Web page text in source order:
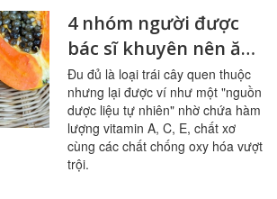
4 nhóm người được
bác sĩ khuyên nên ăn
đu đủ thường xuyên
Đu đủ là loại trái cây quen thuộc
nhưng lại được ví như một "nguồn
dược liệu tự nhiên" nhờ chứa hàm
lượng vitamin A, C, E, chất xơ
cùng các chất chống oxy hóa vượt
trội.